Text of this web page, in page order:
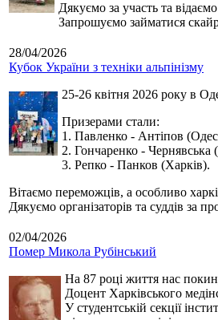
Дякуємо за участь та
Запрошуємо займатися
28/04/2026
Кубок України з техніки альпінізму
25-26 квітня 2026 року в
Призерами стали:
1. Павленко - Антіпов
2. Гончаренко - Чернявська
3. Репко - Панков (Харків).
Вітаємо переможців, а особливо
Дякуємо організаторів та суддів за
02/04/2026
Помер Микола Рубінський
На 87 році життя нас
Доцент Харківського
У студентській секції